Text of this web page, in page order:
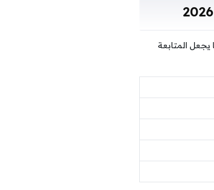
بشكل مباشر على سعر الفراخ بالقليوبية الخميس 9 ـ7 ـ 2026، مما يجعل المتابعة